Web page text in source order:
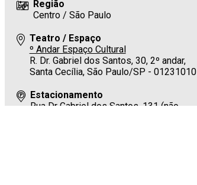
Região
Centro / São Paulo
Teatro / Espaço
º Andar Espaço Cultural
R. Dr. Gabriel dos Santos, 30, 2º andar,
Santa Cecília, São Paulo/SP - 01231010
Estacionamento
Rua Dr Gabriel dos Santos, 131 (não